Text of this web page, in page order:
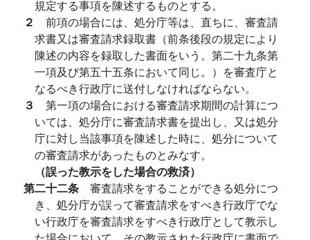
規定する事項を陳述するものとする。
２ 前項の場合には、処分庁等は、直ちに、審査請
求書又は審査請求録取書（前条後段の規定により
陳述の内容を録取した書面をいう。第二十九条第
一項及び第五十五条において同じ。）を審査庁と
なるべき行政庁に送付しなければならない。
３ 第一項の場合における審査請求期間の計算につ
いては、処分庁に審査請求書を提出し、又は処分
庁に対し当該事項を陳述した時に、処分について
の審査請求があったものとみなす。
（誤った教示をした場合の救済）
第二十二条 審査請求をすることができる処分につ
き、処分庁が誤って審査請求をすべき行政庁でな
い行政庁を審査請求をすべき行政庁として教示し